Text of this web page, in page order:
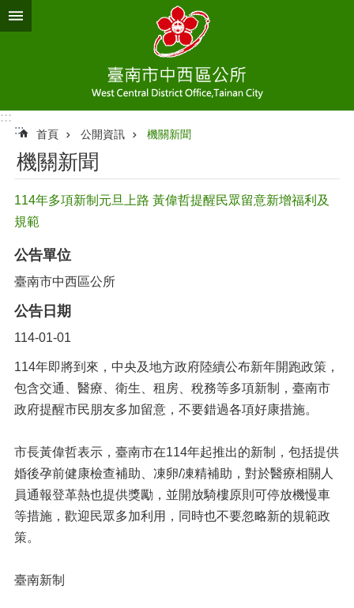
跳到主要內容區塊
:::
:::
首頁 公開資訊 機關新聞
機關新聞
114年多項新制元旦上路 黃偉哲提醒民眾留意新增福利及
規範
公告單位
臺南市中西區公所
公告日期
114-01-01
114年即將到來，中央及地方政府陸續公布新年開跑政策，
包含交通、醫療、衛生、租房、稅務等多項新制，臺南市
政府提醒市民朋友多加留意，不要錯過各項好康措施。
市長黃偉哲表示，臺南市在114年起推出的新制，包括提供
婚後孕前健康檢查補助、凍卵/凍精補助，對於醫療相關人
員通報登革熱也提供獎勵，並開放騎樓原則可停放機慢車
等措施，歡迎民眾多加利用，同時也不要忽略新的規範政
策。
臺南新制